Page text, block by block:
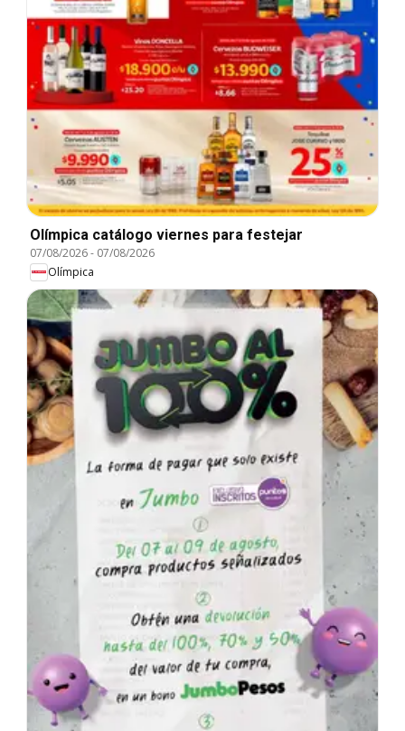
Olímpica catálogo viernes para festejar
07/08/2026- 07/08/2026
Olímpica